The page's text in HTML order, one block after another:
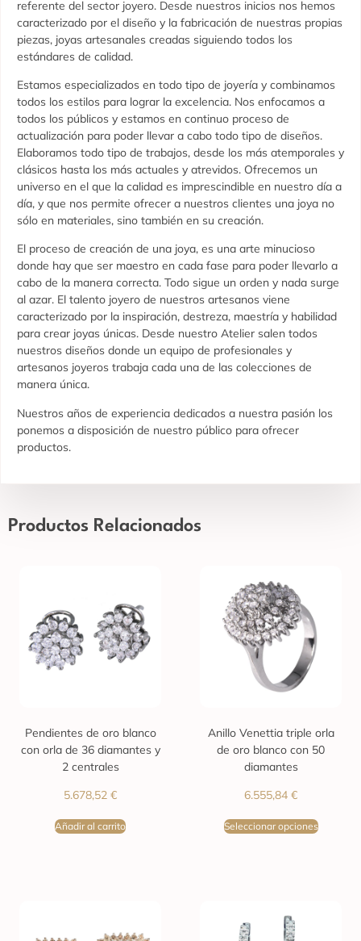
referente del sector joyero. Desde nuestros inicios nos hemos
caracterizado por el diseño y la fabricación de nuestras propias
piezas, joyas artesanales creadas siguiendo todos los
estándares de calidad.
Estamos especializados en todo tipo de joyería y combinamos
todos los estilos para lograr la excelencia. Nos enfocamos a
todos los públicos y estamos en continuo proceso de
actualización para poder llevar a cabo todo tipo de diseños.
Elaboramos todo tipo de trabajos, desde los más atemporales y
clásicos hasta los más actuales y atrevidos. Ofrecemos un
universo en el que la calidad es imprescindible en nuestro día a
día, y que nos permite ofrecer a nuestros clientes una joya no
sólo en materiales, sino también en su creación.
El proceso de creación de una joya, es una arte minucioso
donde hay que ser maestro en cada fase para poder llevarlo a
cabo de la manera correcta. Todo sigue un orden y nada surge
al azar. El talento joyero de nuestros artesanos viene
caracterizado por la inspiración, destreza, maestría y habilidad
para crear joyas únicas. Desde nuestro Atelier salen todos
nuestros diseños donde un equipo de profesionales y
artesanos joyeros trabaja cada una de las colecciones de
manera única.
Nuestros años de experiencia dedicados a nuestra pasión los
ponemos a disposición de nuestro público para ofrecer
productos.
Productos Relacionados
Pendientes de oro blanco
con orla de 36 diamantes y
2 centrales
5.678,52 €
Añadir al carrito
Anillo Venettia triple orla
de oro blanco con 50
diamantes
6.555,84 €
Seleccionar opciones